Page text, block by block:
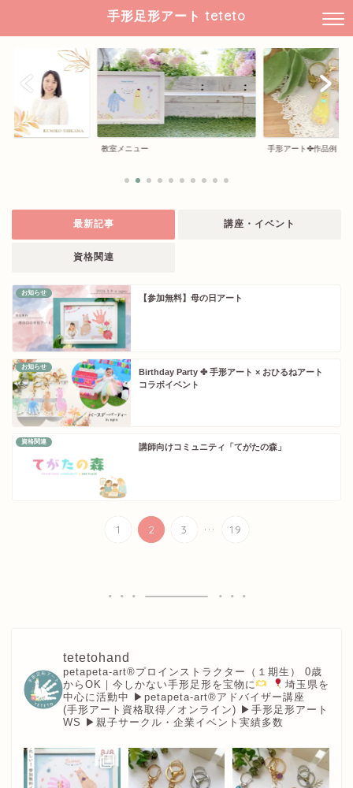
手形足形アート teteto
教室メニュー 手形アート✤作品例
最新記事 講座・イベント
資格関連
お知らせ
【参加無料】母の日アート
お知らせ
Birthday Party ✤ 手形アート × おひるねアート
コラボイベント
資格関連
講師向けコミュニティ「てがたの森」
1 2 3 ... 19
tetetohand
petapeta-art®︎プロインストラクター（１期生）
0歳
からOK｜今しかない手形足形を宝物に
埼玉県を
中心に活動中 ▶︎petapeta-art®アドバイザー講座
(手形アート資格取得／オンライン) ▶︎手形足形アート
WS ▶︎親子サークル・企業イベント実績多数